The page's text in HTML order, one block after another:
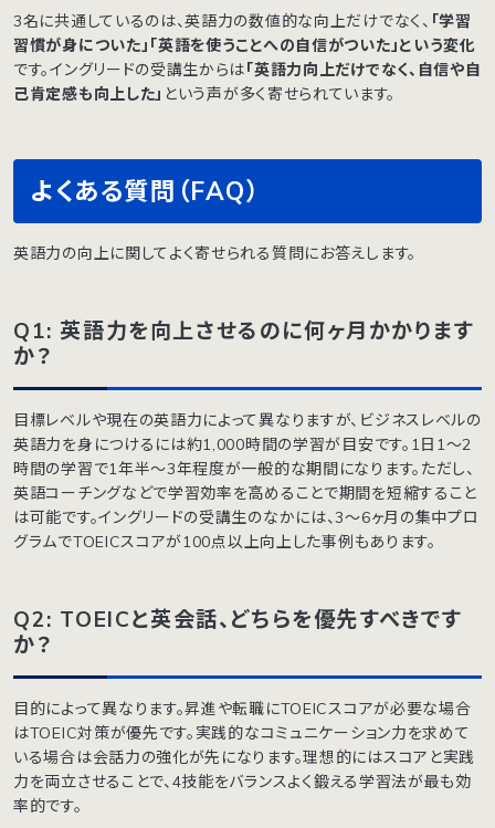
3名に共通しているのは、英語力の数値的な向上だけでなく、 「学習
習慣が身についた」「英語を使うことへの自信がついた」という変化
です。イングリードの受講生からは「英語力向上だけでなく、自信や自
己肯定感も向上した」 という声が多く寄せられています。
よくある質問（FAQ）
英語力の向上に関してよく寄せられる質問にお答えします。
Q1: 英語力を向上させるのに何ヶ月かかります
か？
目標レベルや現在の英語力によって異なりますが、ビジネスレベルの
英語力を身につけるには約1,000時間の学習が目安です。1日1〜2
時間の学習で1年半〜3年程度が一般的な期間になります。ただし、
英語コーチングなどで学習効率を高めることで期間を短縮すること
は可能です。イングリードの受講生のなかには、3〜6ヶ月の集中プロ
グラムでTOEICスコアが100点以上向上した事例もあります。
Q2: TOEICと英会話、どちらを優先すべきです
か？
目的によって異なります。昇進や転職にTOEICスコアが必要な場合
はTOEIC対策が優先です。実践的なコミュニケーション力を求めて
いる場合は会話力の強化が先になります。理想的にはスコアと実践
力を両立させることで、4技能をバランスよく鍛える学習法が最も効
率的です。